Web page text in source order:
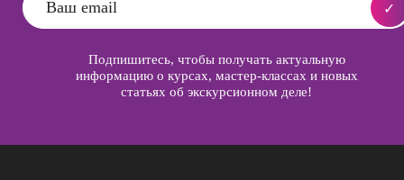
Подпишитесь, чтобы получать актуальную
информацию о курсах, мастер-классах и новых
статьях об экскурсионном деле!